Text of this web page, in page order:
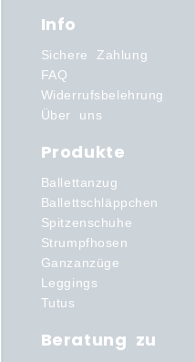
Info
Sichere Zahlung
FAQ
Widerrufsbelehrung
Über uns
Produkte
Ballettanzug
Ballettschläppchen
Spitzenschuhe
Strumpfhosen
Ganzanzüge
Leggings
Tutus
Beratung zu